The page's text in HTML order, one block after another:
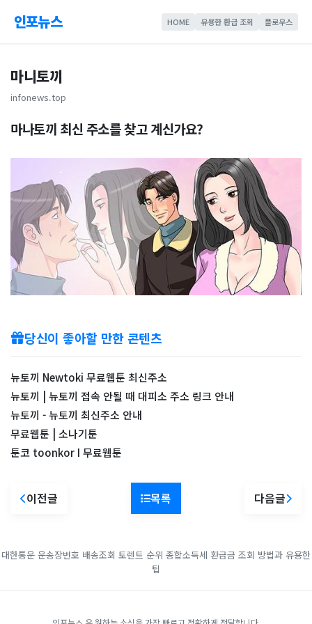
인포뉴스 HOME 유용한 환급 조회 플로우스
마니토끼
infonews.top
마나토끼 최신 주소를 찾고 계신가요?
당신이 좋아할 만한 콘텐츠
뉴토끼 Newtoki 무료웹툰 최신주소
뉴토끼 | 뉴토끼 접속 안될 때 대피소 주소 링크 안내
뉴토끼 - 뉴토끼 최신주소 안내
무료웹툰 | 소나기툰
툰코 toonkor I 무료웹툰
이전글 목록 다음글
대한통운 운송장번호 배송조회 토렌트 순위 종합소득세 환급금 조회 방법과 유용한
팁